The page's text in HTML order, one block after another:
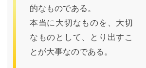
的なものである。
本当に大切なものを、大切
なものとして、とり出すこ
とが大事なのである。